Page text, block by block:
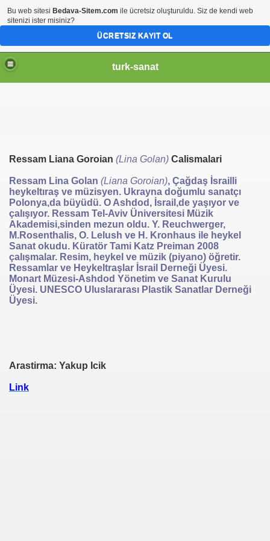
turk-sanat
Ressam Liana Goroian (Lina Golan) Calismalari
Ressam Lina Golan (Liana Goroian), Çağdaş İsrailli
heykeltıraş ve müzisyen. Ukrayna doğumlu sanatçı
Polonya,da büyüdü. O Ashdod, İsrail,de yaşıyor ve
çalışıyor. Ressam Tel-Aviv Üniversitesi Müzik
Akademisi,sinden mezun oldu. Y. Reuchwerger,
M.Rosenthalis, O. Lelush ve H. Kronhaus ile heykel
Sanat okudu. Küratör Tami Katz Preiman 2008
çalışmalar. Resim, heykel ve müzik (piyano) öğretir.
Ressamlar ve Heykeltraşlar İsrail Derneği Üyesi.
Monart Müzesi-Ashdod Yönetim ve Sanat Kurulu
Üyesi. UNESCO Uluslararası Plastik Sanatlar Derneği
Üyesi.
Arastirma: Yakup Icik
Link
Bu web sitesi Bedava-Sitem.com ile ücretsiz oluşturuldu. Siz de kendi web
sitenizi ister misiniz?
ÜCRETSIZ KAYIT OL